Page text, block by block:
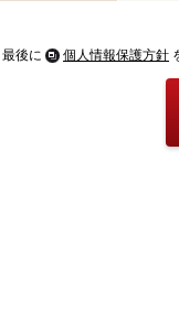
最後に 個人情報保護方針